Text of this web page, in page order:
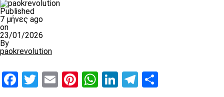
Published
7 μήνες ago
on
23/01/2026
By
paokrevolution
Facebook
Twitter
EmailPinterest
WhatsApp
LinkedIn
Telegram